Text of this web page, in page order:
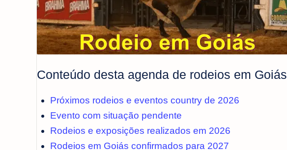
Conteúdo desta agenda de rodeios em Goiás
Próximos rodeios e eventos country de 2026
Evento com situação pendente
Rodeios e exposições realizados em 2026
Rodeios em Goiás confirmados para 2027